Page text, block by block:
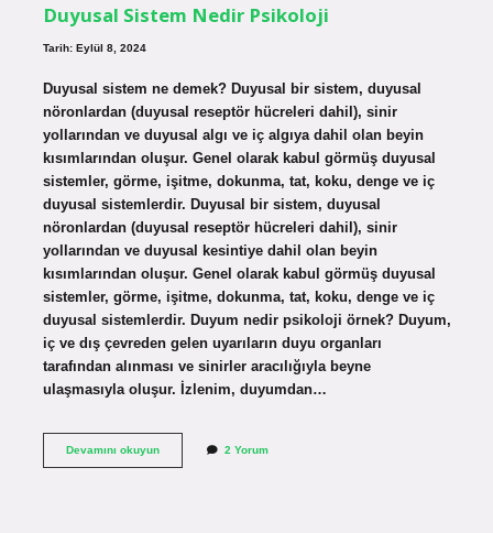
Duyusal Sistem Nedir Psikoloji
Tarih: Eylül 8, 2024
Duyusal sistem ne demek? Duyusal bir sistem, duyusal
nöronlardan (duyusal reseptör hücreleri dahil), sinir
yollarından ve duyusal algı ve iç algıya dahil olan beyin
kısımlarından oluşur. Genel olarak kabul görmüş duyusal
sistemler, görme, işitme, dokunma, tat, koku, denge ve iç
duyusal sistemlerdir. Duyusal bir sistem, duyusal
nöronlardan (duyusal reseptör hücreleri dahil), sinir
yollarından ve duyusal kesintiye dahil olan beyin
kısımlarından oluşur. Genel olarak kabul görmüş duyusal
sistemler, görme, işitme, dokunma, tat, koku, denge ve iç
duyusal sistemlerdir. Duyum nedir psikoloji örnek? Duyum,
iç ve dış çevreden gelen uyarıların duyu organları
tarafından alınması ve sinirler aracılığıyla beyne
ulaşmasıyla oluşur. İzlenim, duyumdan…
Devamını okuyunDuyusal
2 Yorum